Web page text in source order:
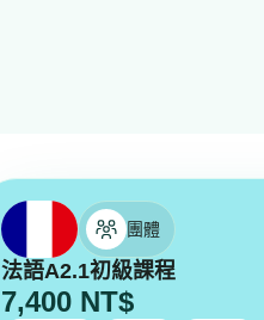
團體
法語A2.1初級課程
7,400 NT$